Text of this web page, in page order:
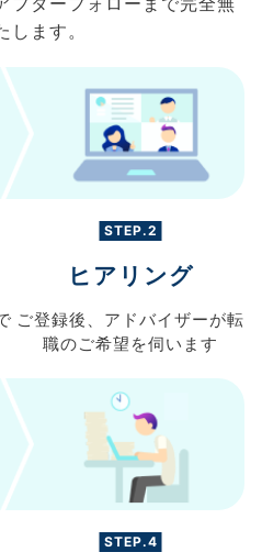
ます。
STEP.2
ヒアリング
ご登録後、 アドバイザーが転
職のご希望を伺います
STEP.4